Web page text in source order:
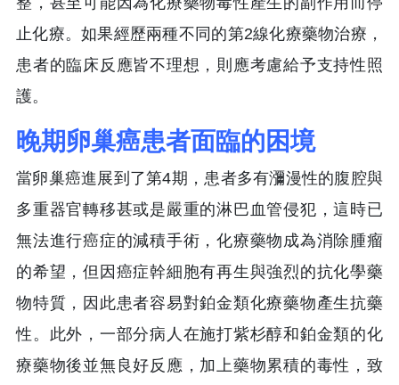
止化療。如果經歷兩種不同的第2線化療藥物治療，
患者的臨床反應皆不理想，則應考慮給予支持性照
護。
晚期卵巢癌患者面臨的困境
當卵巢癌進展到了第4期，患者多有瀰漫性的腹腔與
多重器官轉移甚或是嚴重的淋巴血管侵犯，這時已
無法進行癌症的減積手術，化療藥物成為消除腫瘤
的希望，但因癌症幹細胞有再生與強烈的抗化學藥
物特質，因此患者容易對鉑金類化療藥物產生抗藥
性。此外，一部分病人在施打紫杉醇和鉑金類的化
療藥物後並無良好反應，加上藥物累積的毒性，致